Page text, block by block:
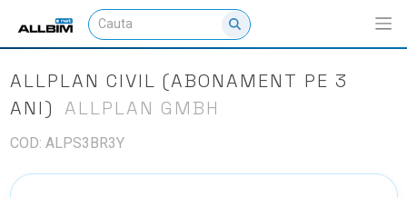
ALLPLAN CIVIL (ABONAMENT PE 3
ANI)
ALLPLAN GMBH
COD: ALPS3BR3Y